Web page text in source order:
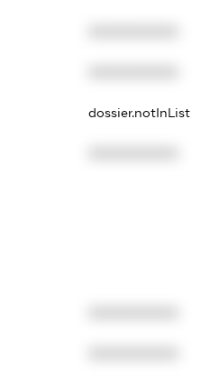
dossier.notInList